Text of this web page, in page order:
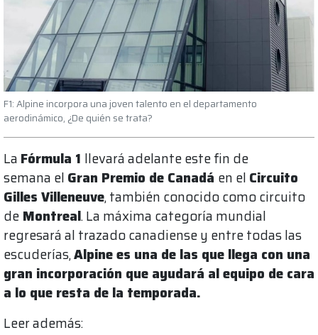
F1: Alpine incorpora una joven talento en el departamento
aerodinámico, ¿De quién se trata?
La Fórmula 1 llevará adelante este fin de
semana el Gran Premio de Canadá en el Circuito
Gilles Villeneuve, también conocido como circuito
de Montreal. La máxima categoría mundial
regresará al trazado canadiense y entre todas las
escuderías,Alpine es una de las que llega con una
gran incorporación que ayudará al equipo de cara
a lo que resta de la temporada.
Leer además: